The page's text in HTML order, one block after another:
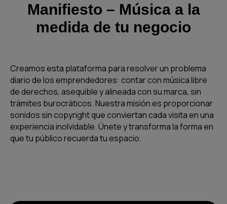
Manifiesto – Música a la
medida de tu negocio
Creamos esta plataforma para resolver un problema
diario de los emprendedores: contar con música libre
de derechos, asequible y alineada con su marca, sin
trámites burocráticos. Nuestra misión es proporcionar
sonidos sin copyright que conviertan cada visita en una
experiencia inolvidable. Únete y transforma la forma en
que tu público recuerda tu espacio.